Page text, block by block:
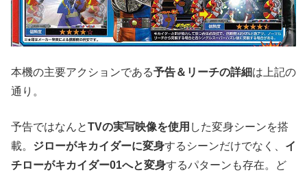
本機の主要アクションである予告＆リーチの詳細は上記の
通り。
予告ではなんとTVの実写映像を使用 した変身シーンを搭
載。 ジローがキカイダーに変身するシーンだけでなく、 イ
チローがキカイダー01へと変身するパターンも存在。ど